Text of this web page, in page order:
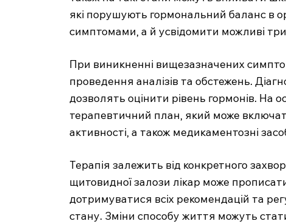
які порушують гормональний баланс в
симптомами, а й усвідомити можливі
При виникненні вищезазначених
проведення аналізів та обстежень.
дозволять оцінити рівень гормонів. На
терапевтичний план, який може
активності, а також медикаментозні
Терапія залежить від конкретного
щитовидної залози лікар може
дотримуватися всіх рекомендацій та
стану. Зміни способу життя можуть